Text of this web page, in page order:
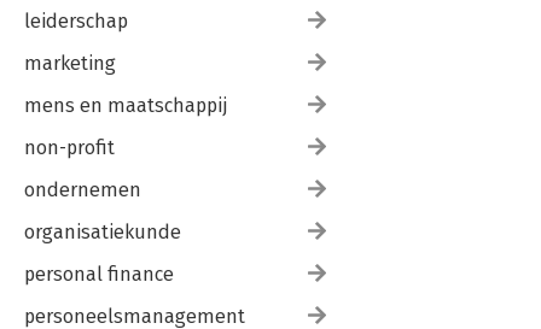
leiderschap
marketing
mens en maatschappij
non-profit
ondernemen
organisatiekunde
personal finance
personeelsmanagement